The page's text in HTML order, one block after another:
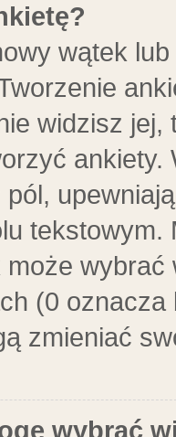
wątek
widzisz
ankiety.
(0
zmieniać
wybrać